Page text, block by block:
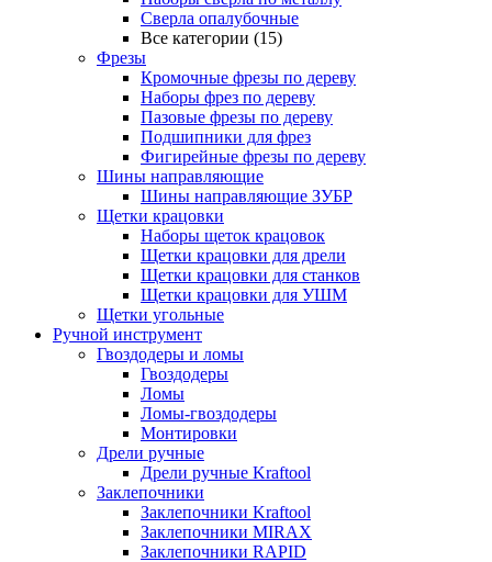
Сверла опалубочные
Все категории (15)
Фрезы
Кромочные фрезы по дереву
Наборы фрез по дереву
Пазовые фрезы по дереву
Подшипники для фрез
Фигирейные фрезы по дереву
Шины направляющие
Шины направляющие ЗУБР
Щетки крацовки
Наборы щеток крацовок
Щетки крацовки для дрели
Щетки крацовки для станков
Щетки крацовки для УШМ
Щетки угольные
Ручной инструмент
Гвоздодеры и ломы
Гвоздодеры
Ломы
Ломы-гвоздодеры
Монтировки
Дрели ручные
Дрели ручные Kraftool
Заклепочники
Заклепочники Kraftool
Заклепочники MIRAX
Заклепочники RAPID